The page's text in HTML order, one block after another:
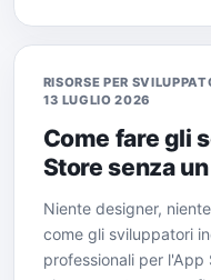
RISORSE PER
13 LUGLIO 2026
Come fare gli
Store senza
Niente designer,
come gli sviluppatori
professionali per l'App